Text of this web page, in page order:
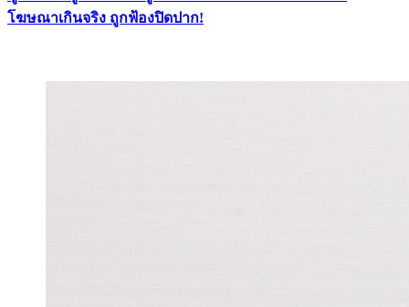
โฆษณาเกินจริง ถูกฟ้องปิดปาก!